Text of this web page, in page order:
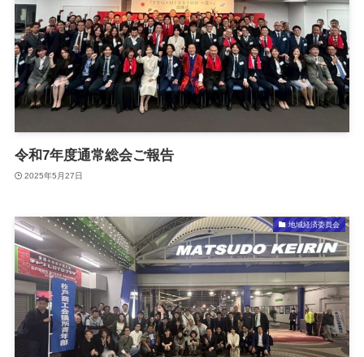
令和7年度通常総会ご報告
2025年5月27日
地域経済委員会